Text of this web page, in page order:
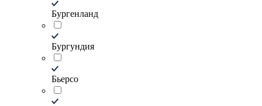
Бургенланд
Бургундия
Бьерсо